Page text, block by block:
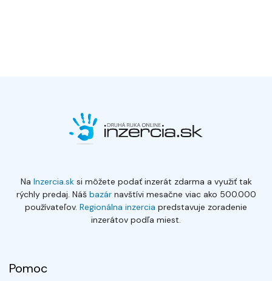
Na Inzercia.sksi môžete podať inzerát zdarma a využiť tak
rýchly predaj. Náš bazárnavštívi mesačne viac ako 500.000
používateľov. Regionálna inzercia predstavuje zoradenie
inzerátov podľa miest.
Pomoc